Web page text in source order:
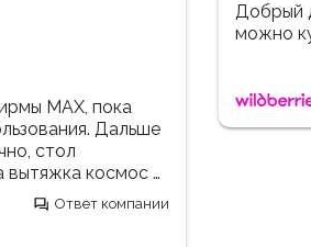
и где
нет
Очень
пару